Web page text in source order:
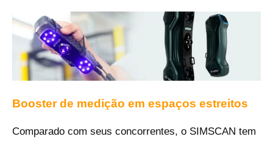
Booster de medição em espaços estreitos
Comparado com seus concorrentes, o SIMSCAN tem